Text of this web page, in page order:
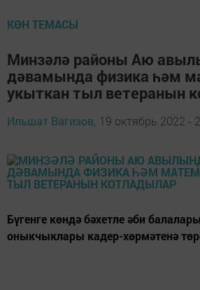
КӨН ТЕМАСЫ
Минзәлә районы Аю
дәвамында физика һәм
укыткан тыл ветеранын
Ильшат Вагизов, 19 октябрь 2022 -
Бүгенге көндә бәхетле әби
оныкчыклары кадер-хөрмәтенә